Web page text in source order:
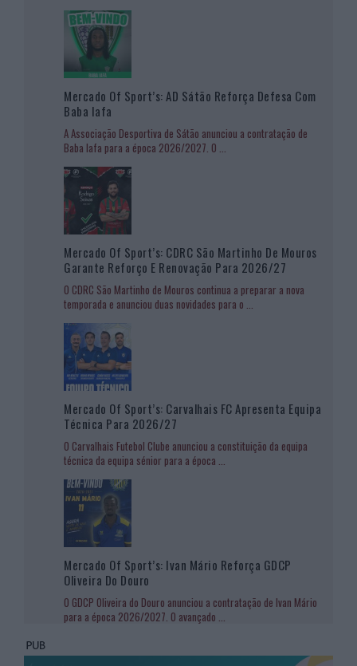
Mercado Of Sport’s: AD Sátão Reforça Defesa Com
Baba Iafa
A Associação Desportiva de Sátão anunciou a contratação de
Baba Iafa para a época 2026/2027. O ...
Mercado Of Sport’s: CDRC São Martinho De Mouros
Garante Reforço E Renovação Para 2026/27
O CDRC São Martinho de Mouros continua a preparar a nova
temporada e anunciou duas novidades para o ...
Mercado Of Sport’s: Carvalhais FC Apresenta Equipa
Técnica Para 2026/27
O Carvalhais Futebol Clube anunciou a constituição da equipa
técnica da equipa sénior para a época ...
Mercado Of Sport’s: Ivan Mário Reforça GDCP
Oliveira Do Douro
O GDCP Oliveira do Douro anunciou a contratação de Ivan Mário
para a época 2026/2027. O avançado ...